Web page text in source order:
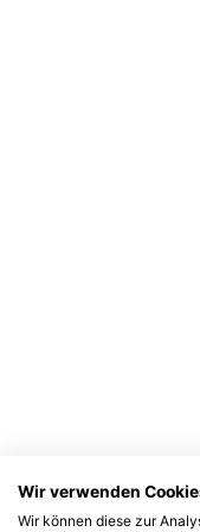
Wir verwenden
Wir können diese zur